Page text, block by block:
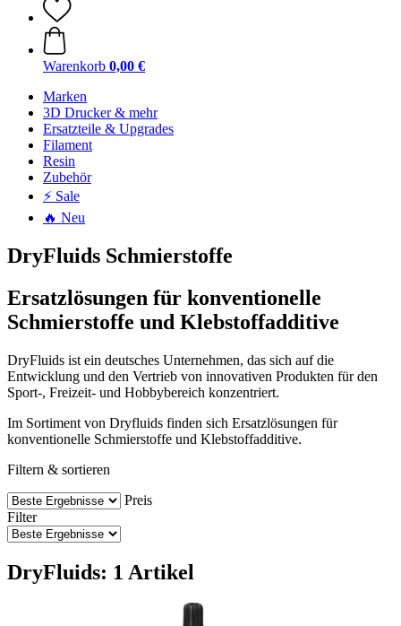
Warenkorb 0,00 €
Marken
3D Drucker & mehr
Ersatzteile & Upgrades
Filament
Resin
Zubehör
⚡ Sale
🔥 Neu
DryFluids Schmierstoffe
Ersatzlösungen für konventionelle
Schmierstoffe und Klebstoffadditive
DryFluids ist ein deutsches Unternehmen, das sich auf die
Entwicklung und den Vertrieb von innovativen Produkten für den
Sport-, Freizeit- und Hobbybereich konzentriert.
Im Sortiment von Dryfluids finden sich Ersatzlösungen für
konventionelle Schmierstoffe und Klebstoffadditive.
Filtern & sortieren
Preis
Filter
DryFluids: 1 Artikel